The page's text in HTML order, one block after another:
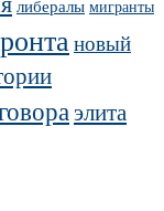
либералы мигранты
новый
элита